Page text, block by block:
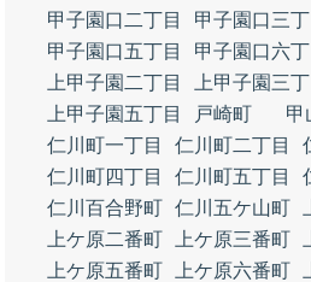
甲子園口二丁目
甲子園口三丁
甲子園口五丁目
甲子園口六丁
上甲子園二丁目
上甲子園三丁
上甲子園五丁目
戸崎町
甲
仁川町一丁目
仁川町二丁目
仁川町四丁目
仁川町五丁目
仁川百合野町 仁川五ケ山町
上ケ原二番町
上ケ原三番町
上ケ原五番町
上ケ原六番町